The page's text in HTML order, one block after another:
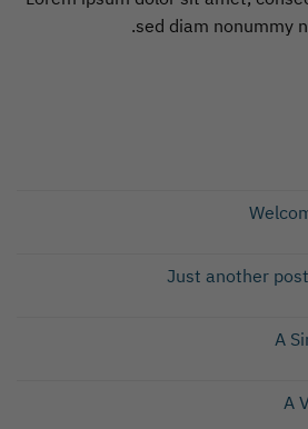
sed diam nonummy
Just another
A
A